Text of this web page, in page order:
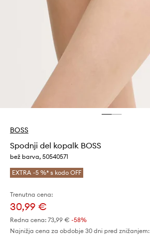
BOSS
Spodnji del kopalk BOSS
bež barva, 50540571
EXTRA -5 %* s kodo OFF
Trenutna cena:
30,99 €
Redna cena: 73,99 € -58%
Najnižja cena za obdobje 30 dni pred znižanjem: